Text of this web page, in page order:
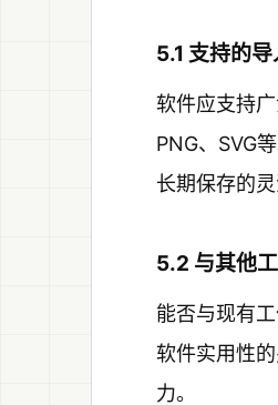
5.1 支持的
软件应支持
PNG、SVG
长期保存的灵
5.2 与其他
能否与现有
软件实用性
力。